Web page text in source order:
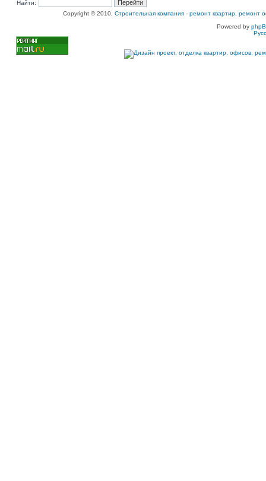
Найти:
Copyright © 2010, Строительная компания - ремонт квартир, ремонт
Powered by